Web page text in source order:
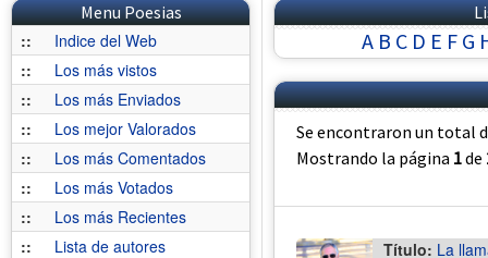
Menu Poesias
::
Indice del Web
::
Los más vistos
::
Los más Enviados
::
Los mejor Valorados
::
Los más Comentados
::
Los más Votados
::
Los más Recientes
::
Lista de autores
A B C D E F G
Se encontraron un total
Mostrando la página 1de
Título: La